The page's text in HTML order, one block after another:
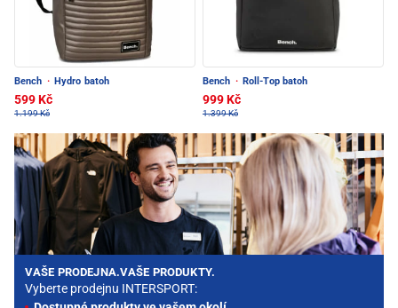
Bench · Hydro batoh
599 Kč
1.199 Kč
Bench · Roll-Top batoh
999 Kč
1.399 Kč
VAŠE PRODEJNA.VAŠE PRODUKTY.
Vyberte prodejnu INTERSPORT: